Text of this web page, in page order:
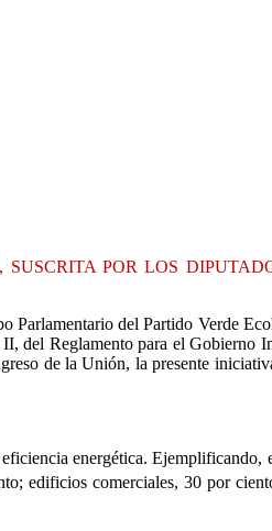
POR LOS
del Partido Verde
Reglamento para el Gobierno
de la Unión, la presente
energética.
edificios comerciales, 30 por